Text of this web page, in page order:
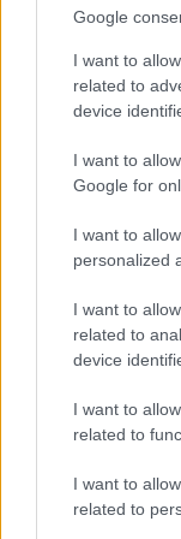
Google
I want to
related to
device
I want to
Google for
I want to
personalized
I want to
related to
device
I want to
related to
I want to
related to
Υγείας ή Δημόσιας
Πτυχίο ή δίπλωμα
Εργασίας ή
κατεύθυνση
Επιστήμης
Κοινωνικής
κατεύθυνση
Επιστημών της
Κοινωνικής
προχωρημένου
Πτυχίο ή δίπλωμα
Κοινωνικής
Κοινωνικής
Κοινωνικής
Ανθρωπολογίας
Ανθρωπολογίας
Κοινωνικής